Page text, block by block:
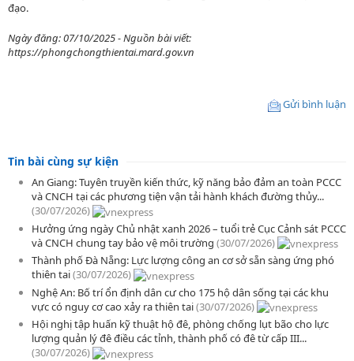
đạo.
Ngày đăng: 07/10/2025 - Nguồn bài viết:
https://phongchongthientai.mard.gov.vn
Gửi bình luận
Tin bài cùng sự kiện
An Giang: Tuyên truyền kiến thức, kỹ năng bảo đảm an toàn PCCC
và CNCH tại các phương tiện vận tải hành khách đường thủy...
(30/07/2026)
Hưởng ứng ngày Chủ nhật xanh 2026 – tuổi trẻ Cục Cảnh sát PCCC
và CNCH chung tay bảo vệ môi trường (30/07/2026)
Thành phố Đà Nẵng: Lực lượng công an cơ sở sẵn sàng ứng phó
thiên tai(30/07/2026)
Nghệ An: Bố trí ổn định dân cư cho 175 hộ dân sống tại các khu
vực có nguy cơ cao xảy ra thiên tai(30/07/2026)
Hội nghị tập huấn kỹ thuật hộ đê, phòng chống lụt bão cho lực
lượng quản lý đê điều các tỉnh, thành phố có đê từ cấp III...
(30/07/2026)